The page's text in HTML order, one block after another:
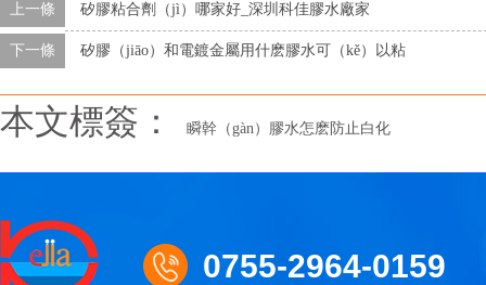
上一條 矽膠粘合劑（jì）哪家好_深圳科佳膠水廠家
下一條 矽膠（jiāo）和電鍍金屬用什麽膠水可（kě）以粘
本文標簽： 瞬幹（gàn）膠水怎麽防止白化
0755-2964-0159